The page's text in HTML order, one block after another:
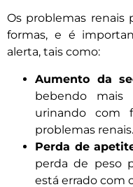
Os problemas renais
formas, e é
alerta, tais como:
Aumento da
bebendo
urinando com
problemas renais.
Perda de
perda de peso
está errado com